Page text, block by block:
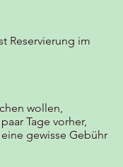
Reservierung im
wollen,
Tage vorher,
gewisse Gebühr